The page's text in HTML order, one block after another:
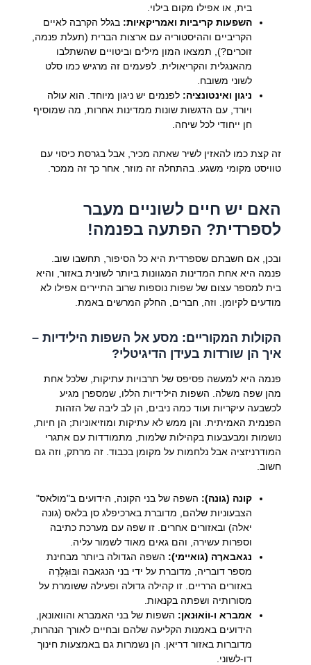
בית, או אפילו מקום בילוי.
השפעות קריביות ואמריקאיות: בגלל הקרבה לאיים
הקריביים וההיסטוריה עם ארצות הברית (תעלת פנמה,
זוכרים?), תמצאו המון מילים וביטויים שהשתלבו
מהאנגלית והקריאולית. לפעמים זה מרגיש כמו סלט
לשוני משובח.
ניגון ואינטונציה: לפנמים יש ניגון מיוחד. הוא עולה
ויורד, עם הדגשות שונות ממדינות אחרות, מה שמוסיף
חן ייחודי לכל שיחה.
זה קצת כמו להאזין לשיר שאתה מכיר, אבל בגרסת כיסוי עם
טוויסט מקומי משגע. בהתחלה זה מוזר, אחר כך זה ממכר.
האם יש חיים לשוניים מעבר
לספרדית? הפתעה בפנמה!
ובכן, אם חשבתם שספרדית היא כל הסיפור, תחשבו שוב.
פנמה היא אחת המדינות המגוונות ביותר לשונית באזור, והיא
בית למספר עצום של שפות נוספות שרוב התיירים אפילו לא
מודעים לקיומן. וזה, חברים, החלק המרשים באמת.
הקולות המקוריים: מסע אל השפות הילידיות –
איך הן שורדות בעידן הדיגיטלי?
פנמה היא למעשה פסיפס של תרבויות עתיקות, שלכל אחת
מהן שפה משלה. השפות הילידיות הללו, שמספרן מגיע
לכשבעה עיקריות ועוד כמה ניבים, הן לב ליבה של הזהות
הפנמית האמיתית. והן ממש לא עתיקות ומוזיאוניות; הן חיות,
נושמות ומבעבעות בקהילות שלמות, מתמודדות עם אתגרי
המודרניזציה אבל נלחמות על מקומן בכבוד. זה מרתק, וזה גם
חשוב.
קונה (גונה): השפה של בני הקונה, הידועים ב"מולאס"
הצבעוניות שלהם, מדוברת בארכיפלג סן בלאס (גונה
יאלה) ובאזורים אחרים. זו שפה עם מערכת כתיבה
וספרות עשירה, והם גאים מאוד לשמור עליה.
נגאבארֶה (גואיימי): השפה הגדולה ביותר מבחינת
מספר דובריה, מדוברת על ידי בני הנגאבה ובּוּגְלֶרֶה
באזורים הרריים. זו קהילה גדולה ופעילה ששומרת על
מסורותיה ושפתה בקנאות.
אמברא ו-ווֹאוּנאן: השפות של בני האמברא והוואונאן,
הידועים באמנות הקליעה שלהם ובחיים לאורך הנהרות,
מדוברות באזור דריאן. הן נשמרות גם באמצעות חינוך
דו-לשוני.